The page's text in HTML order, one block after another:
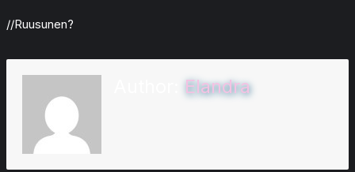
//Ruusunen?
Elandra